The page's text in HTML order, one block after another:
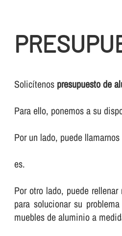
Solicí­tenos presupuesto de
Para ello, ponemos a su
Por un lado, puede
es.
Por otro lado, puede
para solucionar su
muebles de aluminio a